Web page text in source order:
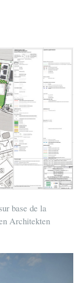
base de la
Architekten